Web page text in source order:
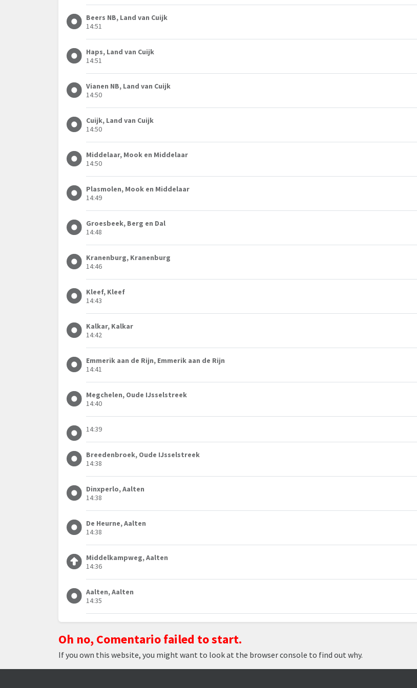
Beers NB, Land van Cuijk
14:51
Haps, Land van Cuijk
14:51
Vianen NB, Land van Cuijk
14:50
Cuijk, Land van Cuijk
14:50
Middelaar, Mook en Middelaar
14:50
Plasmolen, Mook en Middelaar
14:49
Groesbeek, Berg en Dal
14:48
Kranenburg, Kranenburg
14:46
Kleef, Kleef
14:43
Kalkar, Kalkar
14:42
Emmerik aan de Rijn, Emmerik aan de Rijn
14:41
Megchelen, Oude IJsselstreek
14:40
14:39
Breedenbroek, Oude IJsselstreek
14:38
Dinxperlo, Aalten
14:38
De Heurne, Aalten
14:38
Middelkampweg, Aalten
14:36
Aalten, Aalten
14:35
Oh no, Comentario failed to start.
If you own this website, you might want to look at the browser console to find out why.